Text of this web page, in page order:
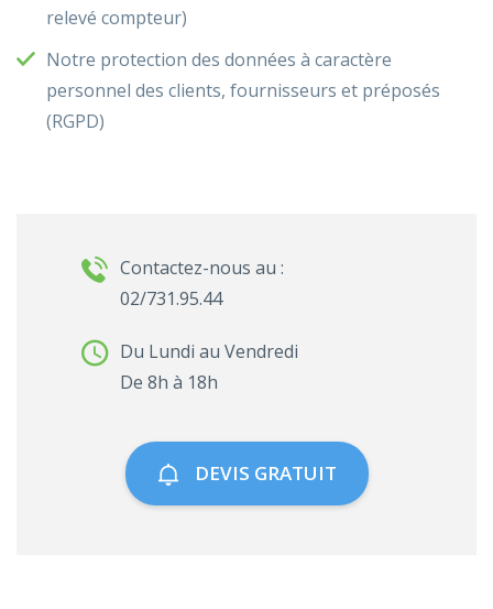
relevé compteur)
Notre protection des données à caractère
personnel des clients, fournisseurs et préposés
(RGPD)
Contactez-nous au :
02/731.95.44
Du Lundi au Vendredi
De 8h à 18h
DEVIS GRATUIT